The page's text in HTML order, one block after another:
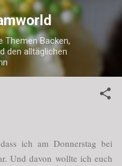
Themen Backen,
den alltäglichen
ich am Donnerstag bei
Und davon wollte ich euch